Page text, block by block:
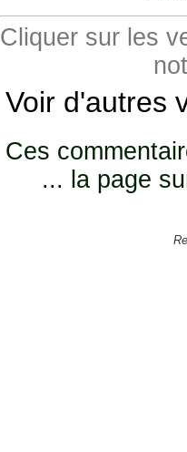
Cliquer sur les
Voir d'autres
Ces
... la page